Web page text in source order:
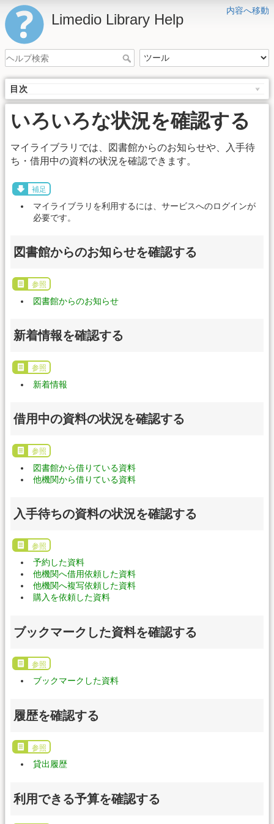
内容へ移動
Limedio Library Help
目次
いろいろな状況を確認する
マイライブラリでは、図書館からのお知らせや、入手待
ち・借用中の資料の状況を確認できます。
補足
マイライブラリを利用するには、サービスへのログインが
必要です。
図書館からのお知らせを確認する
参照
図書館からのお知らせ
新着情報を確認する
参照
新着情報
借用中の資料の状況を確認する
参照
図書館から借りている資料
他機関から借りている資料
入手待ちの資料の状況を確認する
参照
予約した資料
他機関へ借用依頼した資料
他機関へ複写依頼した資料
購入を依頼した資料
ブックマークした資料を確認する
参照
ブックマークした資料
履歴を確認する
参照
貸出履歴
利用できる予算を確認する